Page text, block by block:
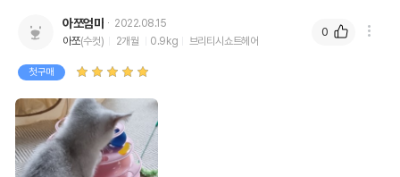
아쪼엄마
2022.08.15
아쪼(수컷) 2개월 0.9kg 브리티시쇼트헤어
첫구매
0